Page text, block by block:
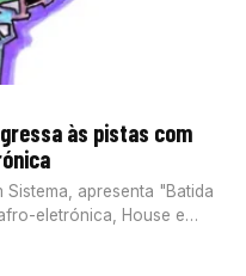
às pistas com
apresenta "Batida
eletrónica, House e